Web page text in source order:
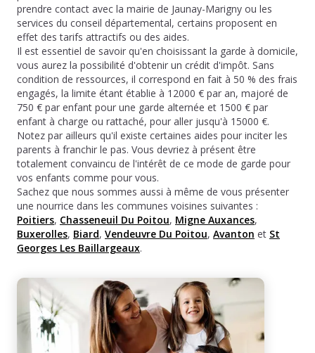
prendre contact avec la mairie de Jaunay-Marigny ou les
services du conseil départemental, certains proposent en
effet des tarifs attractifs ou des aides.
Il est essentiel de savoir qu'en choisissant la garde à domicile,
vous aurez la possibilité d'obtenir un crédit d'impôt. Sans
condition de ressources, il correspond en fait à 50 % des frais
engagés, la limite étant établie à 12000 € par an, majoré de
750 € par enfant pour une garde alternée et 1500 € par
enfant à charge ou rattaché, pour aller jusqu'à 15000 €.
Notez par ailleurs qu'il existe certaines aides pour inciter les
parents à franchir le pas. Vous devriez à présent être
totalement convaincu de l'intérêt de ce mode de garde pour
vos enfants comme pour vous.
Sachez que nous sommes aussi à même de vous présenter
une nourrice dans les communes voisines suivantes :
Poitiers, Chasseneuil Du Poitou, Migne Auxances,
Buxerolles, Biard, Vendeuvre Du Poitou, Avanton et St
Georges Les Baillargeaux.